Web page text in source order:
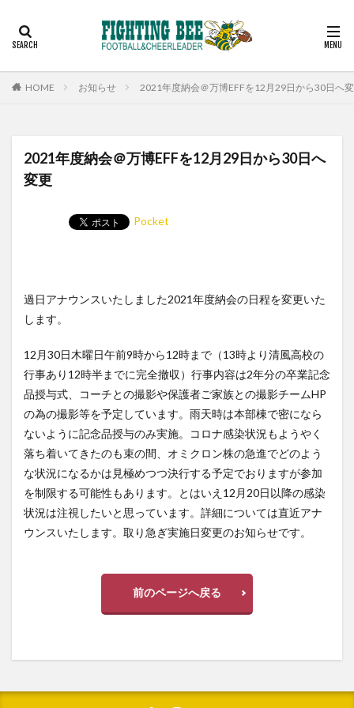
HOME お知らせ 2021年度納会＠万博EFFを12月29日から30日へ
2021年度納会＠万博EFFを12月29日から30日へ
変更
Pocket
過日アナウンスいたしました2021年度納会の日程を変更いた
します。
12月30日木曜日午前9時から12時まで（13時より清風高校の
行事あり12時半までに完全撤収）行事内容は2年分の卒業記念
品授与式、コーチとの撮影や保護者ご家族との撮影チームHP
の為の撮影等を予定しています。雨天時は本部棟で密になら
ないように記念品授与のみ実施。コロナ感染状況もようやく
落ち着いてきたのも束の間、オミクロン株の急進でどのよう
な状況になるかは見極めつつ決行する予定でおりますが参加
を制限する可能性もあります。とはいえ12月20日以降の感染
状況は注視したいと思っています。詳細については直近アナ
ウンスいたします。取り急ぎ実施日変更のお知らせです。
前のページへ戻る
カテゴリー